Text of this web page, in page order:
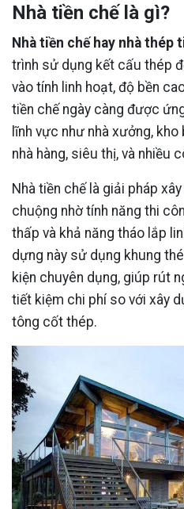
Nhà tiền chế là gì?
Nhà tiền chế hay nhà thép
trình sử dụng kết cấu thép
vào tính linh hoạt, độ bền
tiền chế ngày càng được
lĩnh vực như nhà xưởng, kho
nhà hàng, siêu thị, và nhiều
Nhà tiền chế là giải pháp
chuộng nhờ tính năng thi
thấp và khả năng tháo lắp
dựng này sử dụng khung
kiện chuyên dụng, giúp rút
tiết kiệm chi phí so với xây
tông cốt thép.